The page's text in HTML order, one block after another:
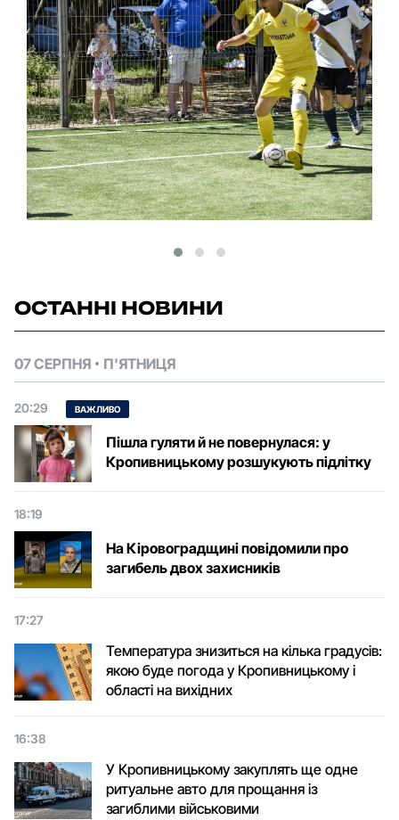
ОСТАННІ НОВИНИ
07 СЕРПНЯ П'ЯТНИЦЯ
20:29 ВАЖЛИВО
Пішла гуляти й не повернулася: у
Кропивницькому розшукують підлітку
18:19
На Кіровоградщині повідомили про
загибель двох захисників
17:27
Температура знизиться на кілька градусів:
якою буде погода у Кропивницькому і
області на вихідних
16:38
У Кропивницькому закуплять ще одне
ритуальне авто для прощання із
загиблими військовими